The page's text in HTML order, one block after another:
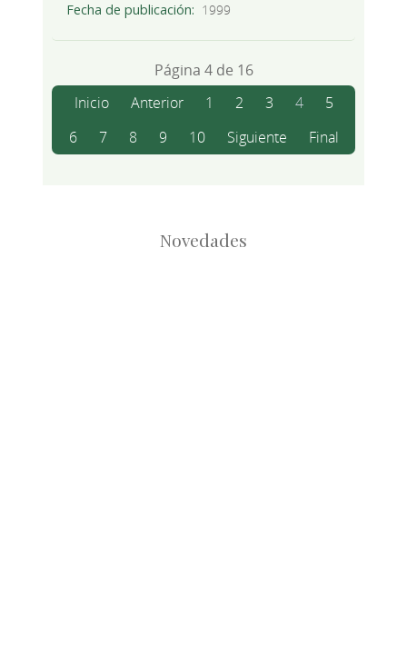
Fecha de publicación 1999
Página 4 de 16
Inicio
Anterior 1 2 3 4
5
6
7 8 9 10 Siguiente Final
Novedades